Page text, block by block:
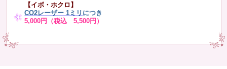
【イボ・ホクロ】
CO2レーザー 1ミリ につき
5,000円（税込 5,500円）